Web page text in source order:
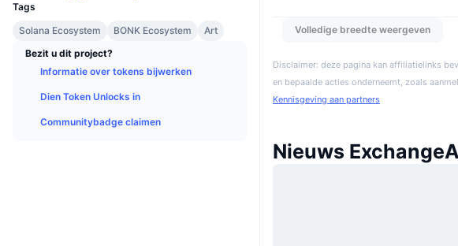
Tags
Solana Ecosystem
BONK Ecosystem
Art
Bezit u dit project?
Informatie over tokens bijwerken
Dien Token Unlocks in
Communitybadge claimen
Volledige breedte weergeven
Disclaimer: deze pagina kan affiliatielinks
en bepaalde acties onderneemt, zoals
Kennisgeving aan partners
Nieuws